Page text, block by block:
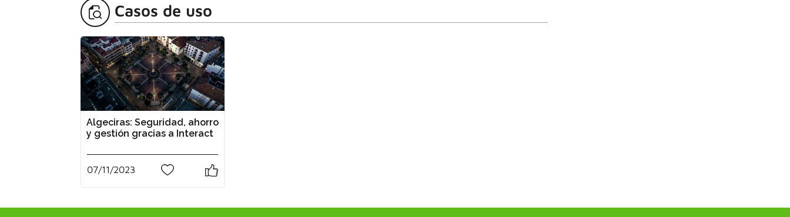
Casos de uso
Algeciras: Seguridad, ahorro
y gestión gracias a Interact
07/11/2023